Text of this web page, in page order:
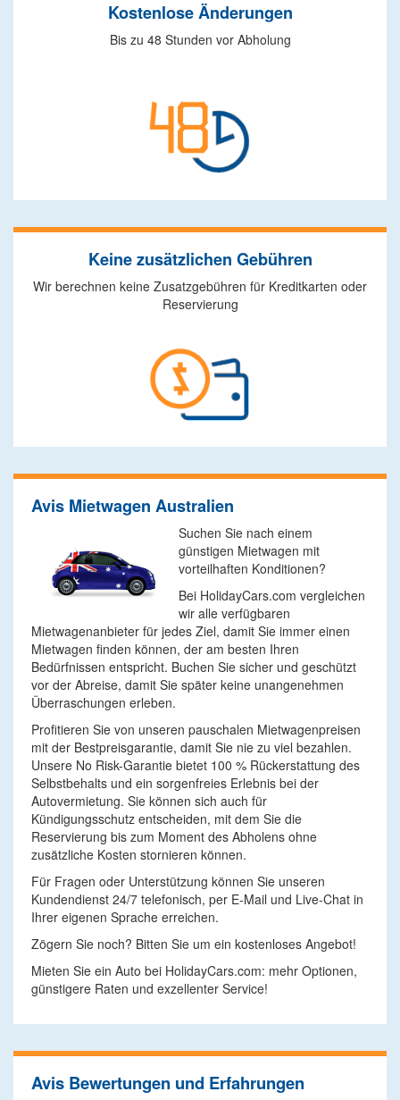
Kostenlose Änderungen
Bis zu 48 Stunden vor Abholung
Keine zusätzlichen Gebühren
Wir berechnen keine Zusatzgebühren für Kreditkarten oder
Reservierung
Avis Mietwagen Australien
Suchen Sie nach einem
günstigen Mietwagen mit
vorteilhaften Konditionen?
Bei HolidayCars.com vergleichen
wir alle verfügbaren
Mietwagenanbieter für jedes Ziel, damit Sie immer einen
Mietwagen finden können, der am besten Ihren
Bedürfnissen entspricht. Buchen Sie sicher und geschützt
vor der Abreise, damit Sie später keine unangenehmen
Überraschungen erleben.
Profitieren Sie von unseren pauschalen Mietwagenpreisen
mit der Bestpreisgarantie, damit Sie nie zu viel bezahlen.
Unsere No Risk-Garantie bietet 100 % Rückerstattung des
Selbstbehalts und ein sorgenfreies Erlebnis bei der
Autovermietung. Sie können sich auch für
Kündigungsschutz entscheiden, mit dem Sie die
Reservierung bis zum Moment des Abholens ohne
zusätzliche Kosten stornieren können.
Für Fragen oder Unterstützung können Sie unseren
Kundendienst 24/7 telefonisch, per E-Mail und Live-Chat in
Ihrer eigenen Sprache erreichen.
Zögern Sie noch? Bitten Sie um ein kostenloses Angebot!
Mieten Sie ein Auto bei HolidayCars.com: mehr Optionen,
günstigere Raten und exzellenter Service!
Avis Bewertungen und Erfahrungen